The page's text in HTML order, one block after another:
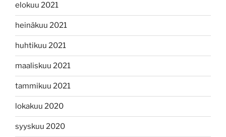
elokuu 2021
heinäkuu 2021
huhtikuu 2021
maaliskuu 2021
tammikuu 2021
lokakuu 2020
syyskuu 2020